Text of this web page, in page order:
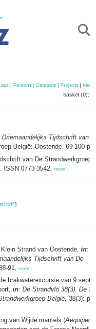
| Persons | Datasets | Projects | Maps
basket (0):
Tijdschrift van
België: Oostende. 69-100 pp.
van De Strandwerkgroep
ISSN 0773-3542, more
pdf ]
Strand van Oostende, in:
Tijdschrift van De
91, more
brakwaterexcursie van 9
in: De Strandvlo 38(3). De
België, 38(3):
van Wijde mantels (